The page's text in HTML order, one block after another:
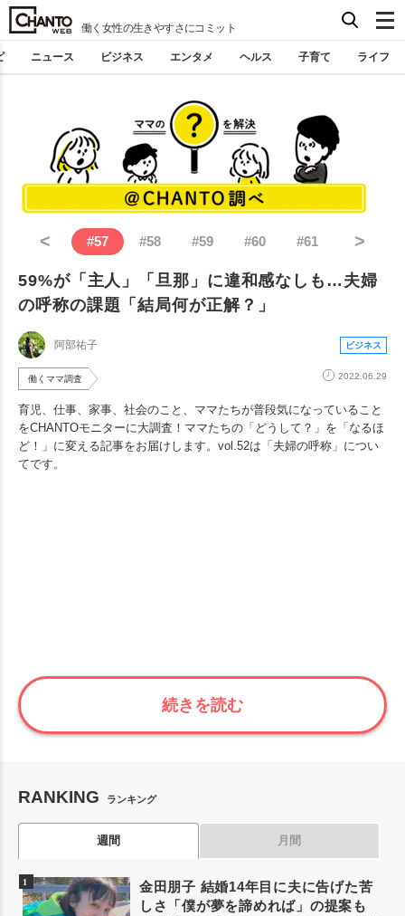
働く女性の生きやすさにコミット
ニュース ビジネス エンタメ ヘルス 子育て ライフ
< #57 #58 #59 #60 #61 >
59%が「主人」「旦那」に違和感なしも…夫婦
の呼称の課題「結局何が正解？」
阿部祐子 ビジネス
働くママ調査 2022.06.29
育児、仕事、家事、社会のこと、ママたちが普段気になっていること
をCHANTOモニターに大調査！ママたちの「どうして？」を「なるほ
ど！」に変える記事をお届けします。vol.52は「夫婦の呼称」につい
てです。
続きを読む
RANKING ランキング
週間 月間
金田朋子 結婚14年目に夫に告げた苦
しさ「僕が夢を諦めれば」の提案も